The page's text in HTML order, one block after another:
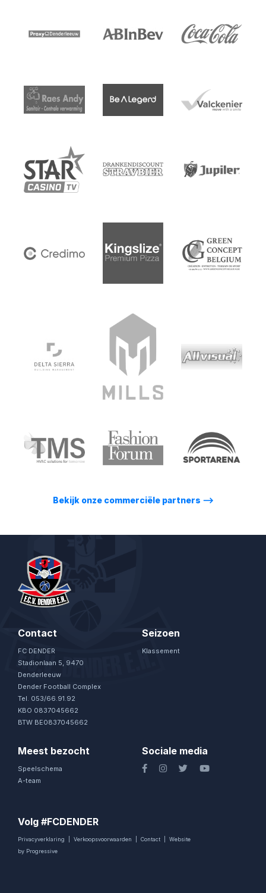
Bekijk onze commerciële partners ⟶
Contact
FC DENDER
Stadionlaan 5, 9470
Denderleeuw
Dender Football Complex
Tel. 053/66.91.92
KBO 0837045662
BTW BE0837045662
Seizoen
Klassement
Meest bezocht
Speelschema
A-team
Sociale media
Volg #FCDENDER
Privacyverklaring Verkoopsvoorwaarden Contact
Website
by Progressive